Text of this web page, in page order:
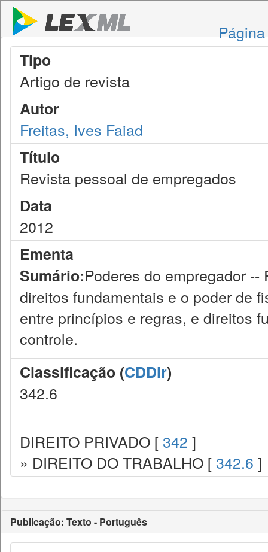
Tipo
Artigo de revista
Autor
Freitas, Ives Faiad
Título
Revista pessoal de empregados
Data
2012
Ementa
Sumário:Poderes do empregador
direitos fundamentais e o poder de
entre princípios e regras, e direitos
controle.
Classificação (CDDir)
342.6
DIREITO PRIVADO [ 342 ]
» DIREITO DO TRABALHO [ 342.6 ]
Publicação: Texto - Português